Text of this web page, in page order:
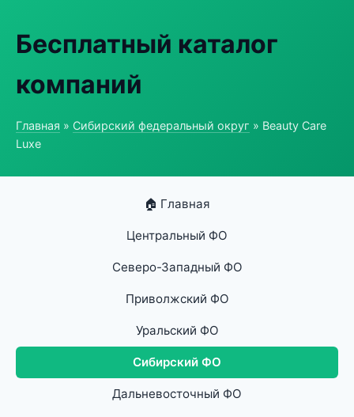
Бесплатный каталог
компаний
Главная » Сибирский федеральный округ » Beauty Care
Luxe
🏠 Главная
Центральный ФО
Северо-Западный ФО
Приволжский ФО
Уральский ФО
Сибирский ФО
Дальневосточный ФО